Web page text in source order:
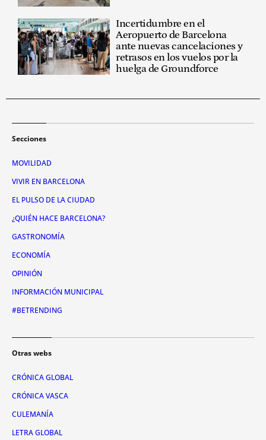
Incertidumbre en el
Aeropuerto de Barcelona
ante nuevas cancelaciones y
retrasos en los vuelos por la
huelga de Groundforce
Secciones
MOVILIDAD
VIVIR EN BARCELONA
EL PULSO DE LA CIUDAD
¿QUIÉN HACE BARCELONA?
GASTRONOMÍA
ECONOMÍA
OPINIÓN
INFORMACIÓN MUNICIPAL
#BETRENDING
Otras webs
CRÓNICA GLOBAL
CRÓNICA VASCA
CULEMANÍA
LETRA GLOBAL